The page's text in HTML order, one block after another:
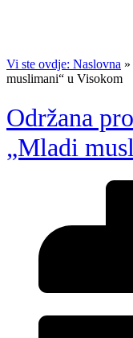
Vi ste ovdje: Naslovna »
muslimani“ u Visokom
Održana
„Mladi